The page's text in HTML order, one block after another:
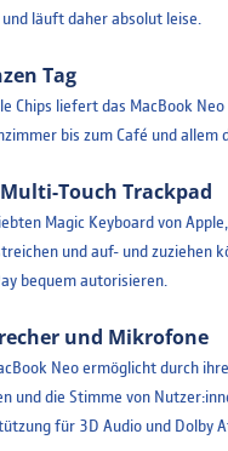
läuft daher absolut leise.
Tag
Chips liefert das MacBook
bis zum Café und allem
Touch Trackpad
Magic Keyboard von
und auf- und zuziehen
bequem autorisieren.
und Mikrofone
Neo ermöglicht durch
und die Stimme von
für 3D Audio und Dolby